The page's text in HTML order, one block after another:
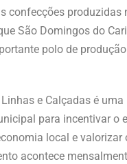
confecções produzidas
São Domingos do
polo de
Linhas e Calçadas é
para incentivar o
local e valorizar
acontece